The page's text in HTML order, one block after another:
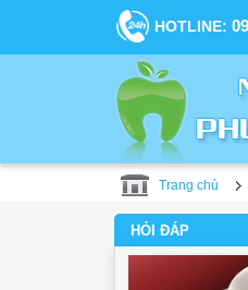
HOTLINE:
Trang chủ
HỎI ĐÁP